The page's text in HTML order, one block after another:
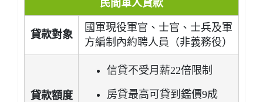
民間軍人貸款
貸款對象
國軍現役軍官、士官、士兵及軍
方編制內約聘人員（非義務役）
貸款額度
信貸不受月薪22倍限制
房貸最高可貸到鑑價9成